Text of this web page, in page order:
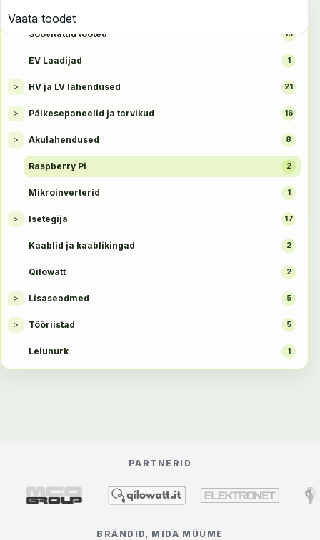
Soovitatud tooted 15
EV Laadijad 1
> HV ja LV lahendused 21
> Päikesepaneelid ja tarvikud 16
> Akulahendused 8
Raspberry Pi 2
Mikroinverterid 1
> Isetegija 17
Kaablid ja kaablikingad 2
Qilowatt 2
> Lisaseadmed 5
> Tööriistad 5
Leiunurk 1
Vaata toodet
PARTNERID
BRÄNDID, MIDA MÜÜME